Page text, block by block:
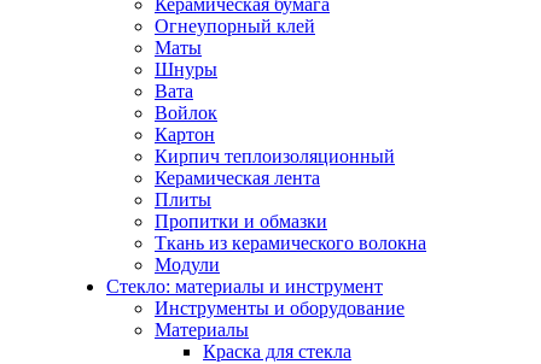
Керамическая бумага
Огнеупорный клей
Маты
Шнуры
Вата
Войлок
Картон
Кирпич теплоизоляционный
Керамическая лента
Плиты
Пропитки и обмазки
Ткань из керамического волокна
Модули
Стекло: материалы и инструмент
Инструменты и оборудование
Материалы
Краска для стекла